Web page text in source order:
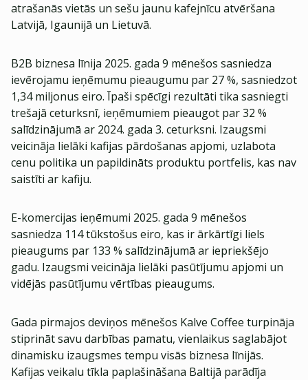
atrašanās vietās un sešu jaunu kafejnīcu atvēršana
Latvijā, Igaunijā un Lietuvā.
B2B biznesa līnija 2025. gada 9 mēnešos sasniedza
ievērojamu ieņēmumu pieaugumu par 27 %, sasniedzot
1,34 miljonus eiro. Īpaši spēcīgi rezultāti tika sasniegti
trešajā ceturksnī, ieņēmumiem pieaugot par 32 %
salīdzinājumā ar 2024. gada 3. ceturksni. Izaugsmi
veicināja lielāki kafijas pārdošanas apjomi, uzlabota
cenu politika un papildināts produktu portfelis, kas nav
saistīti ar kafiju.
E-komercijas ieņēmumi 2025. gada 9 mēnešos
sasniedza 114 tūkstošus eiro, kas ir ārkārtīgi liels
pieaugums par 133 % salīdzinājumā ar iepriekšējo
gadu. Izaugsmi veicināja lielāki pasūtījumu apjomi un
vidējās pasūtījumu vērtības pieaugums.
Gada pirmajos deviņos mēnešos Kalve Coffee turpināja
stiprināt savu darbības pamatu, vienlaikus saglabājot
dinamisku izaugsmes tempu visās biznesa līnijās.
Kafijas veikalu tīkla paplašināšana Baltijā parādīja